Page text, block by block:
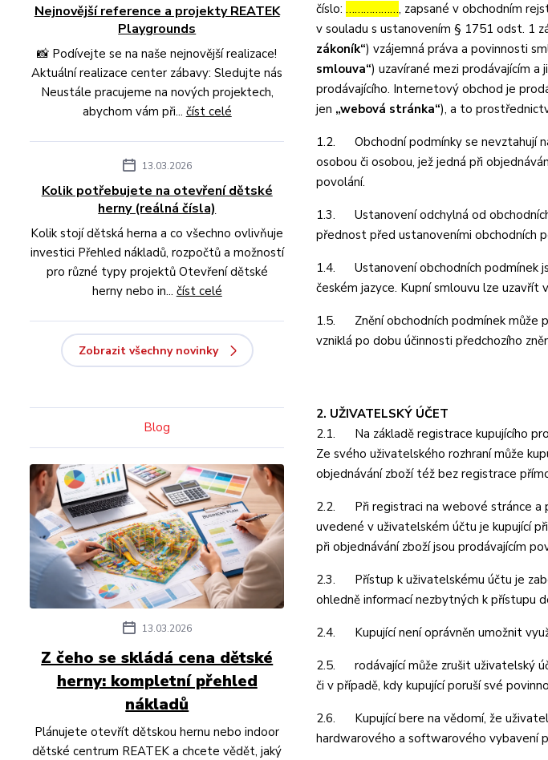
Nejnovější reference a projekty REATEK
Playgrounds
📸 Podívejte se na naše nejnovější realizace!
Aktuální realizace center zábavy: Sledujte nás
Neustále pracujeme na nových projektech,
abychom vám při... číst celé
13.03.2026
Kolik potřebujete na otevření dětské
herny (reálná čísla)
Kolik stojí dětská herna a co všechno ovlivňuje
investici Přehled nákladů, rozpočtů a možností
pro různé typy projektů Otevření dětské
herny nebo in... číst celé
Zobrazit všechny novinky
Blog
13.03.2026
Z čeho se skládá cena dětské
herny: kompletní přehled
nákladů
Plánujete otevřít dětskou hernu nebo indoor
dětské centrum REATEK a chcete vědět, jaký
číslo:………………, zapsané v obchodním
v souladu s ustanovením § 1751 odst. 1
zákoník“) vzájemná práva a povinnosti
smlouva“) uzavírané mezi prodávajícím a
prodávajícího. Internetový obchod je
jen „webová stránka“), a to
1.2. Obchodní podmínky se nevztahují
osobou či osobou, jež jedná při
povolání.
1.3. Ustanovení odchylná od
přednost před ustanoveními obchodních
1.4. Ustanovení obchodních podmínek
českém jazyce. Kupní smlouvu lze uzavřít
1.5. Znění obchodních podmínek může
vzniklá po dobu účinnosti předchozího
2. UŽIVATELSKÝ ÚČET
2.1. Na základě registrace kupujícího
Ze svého uživatelského rozhraní může
objednávání zboží též bez registrace
2.2. Při registraci na webové stránce a
uvedené v uživatelském účtu je kupující
při objednávání zboží jsou prodávajícím
2.3. Přístup k uživatelskému účtu je
ohledně informací nezbytných k přístupu
2.4. Kupující není oprávněn umožnit
2.5. rodávající může zrušit uživatelský
či v případě, kdy kupující poruší své
2.6. Kupující bere na vědomí, že
hardwarového a softwarového vybavení